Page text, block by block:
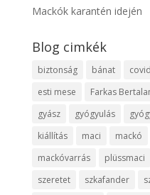
Mackók karantén idején
Blog cimkék
biztonság bánat covid
esti mese
Farkas
gyász
gyógyulás
kiállítás
maci mackó
mackóvarrás
plüssmaci
szeretet
szkafander